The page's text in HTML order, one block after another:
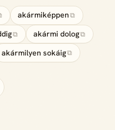
akármiképpen ⧉
⧉ akármi dolog⧉
akármilyen sokáig⧉